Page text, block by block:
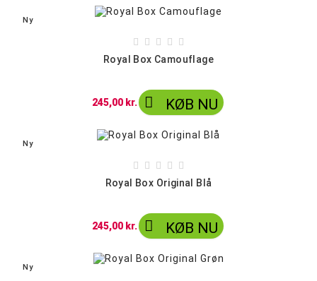
Ny
    
Royal Box Camouflage
245,00 kr.  KØB NU
Ny
    
Royal Box Original Blå
245,00 kr.  KØB NU
Ny